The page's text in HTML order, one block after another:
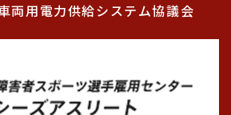
両用電力供給システム協議会